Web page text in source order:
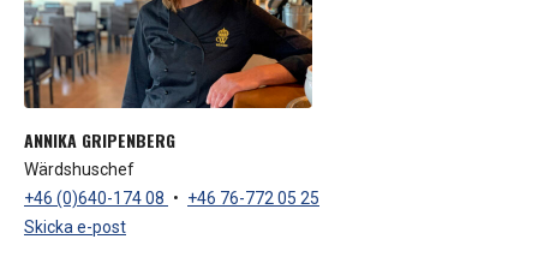
ANNIKA GRIPENBERG
Wärdshuschef
+46 (0)640-174 08 • +46 76-772 05 25
Skicka e-post